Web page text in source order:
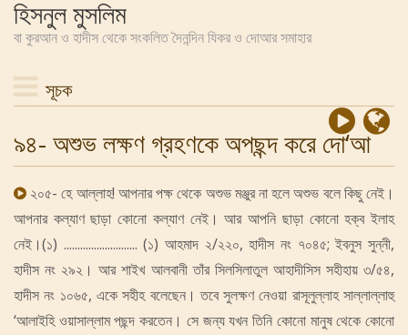
হিসনুল মুসলিম
বা কুরআন ও হাদীস থেকে সংকলিত দৈনন্দিন যিকর ও দোআর সমাহার
সূচক
৯৪- অশুভ লক্ষণ গ্রহণকে অপছন্দ করে দো‘আ
২০৫- হে আল্লাহ! আপনার পক্ষ থেকে অশুভ মঞ্জুর না হলে অশুভ বলে কিছু নেই।
আপনার কল্যাণ ছাড়া কোনো কল্যাণ নেই। আর আপনি ছাড়া কোনো হক্ব ইলাহ
নেই।(১) ........................... (১) আহমাদ ২/২২০, হাদীস নং ৭০৪৫; ইবনুস সুন্নী,
হাদীস নং ২৯২। আর শাইখ আলবানী তাঁর সিলসিলাতুল আহাদীসিস সহীহায় ৩/৫৪,
হাদীস নং ১০৬৫, একে সহীহ বলেছেন। তবে সুলক্ষণ নেওয়া রাসূলুল্লাহ সাল্লাল্লাহু
‘আলাইহি ওয়াসাল্লাম পছন্দ করতেন। সে জন্য যখন তিনি কোনো মানুষ থেকে কোনো